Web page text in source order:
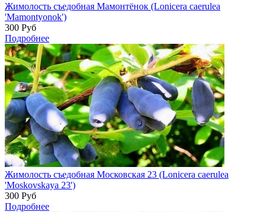
Жимолость съедобная Мамонтёнок (Lonicera caerulea
'Mamontyonok')
300 Руб
Подробнее
Жимолость съедобная Московская 23 (Lonicera caerulea
'Moskovskaya 23')
300 Руб
Подробнее